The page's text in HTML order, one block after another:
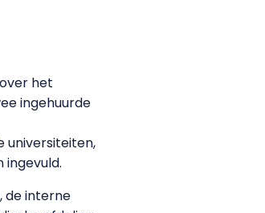
het
ingehuurde
universiteiten,
de interne